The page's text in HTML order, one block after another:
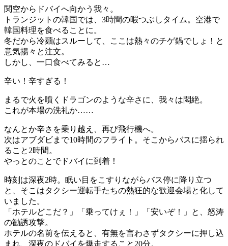
関空からドバイへ向かう我々。
トランジットの韓国では、3時間の暇つぶしタイム。空港で
韓国料理を食べることに。
冬だから冷麺はスルーして、ここは熱々のチゲ鍋でしょ！と
意気揚々と注文。
しかし、一口食べてみると…
辛い！辛すぎる！
まるで火を噴くドラゴンのような辛さに、我々は悶絶。
これが本場の洗礼か……
なんとか辛さを乗り越え、再び飛行機へ。
次はアブダビまで10時間のフライト。そこからバスに揺られ
ること2時間。
やっとのことでドバイに到着！
時刻は深夜2時。眠い目をこすりながらバス停に降り立つ
と、そこはタクシー運転手たちの熱狂的な歓迎会場と化して
いました。
「ホテルどこだ？」「乗ってけぇ！」「安いぞ！」と、怒涛
の勧誘攻撃。
ホテルの名前を伝えると、有無を言わさずタクシーに押し込
まれ、深夜のドバイを爆走すること20分。